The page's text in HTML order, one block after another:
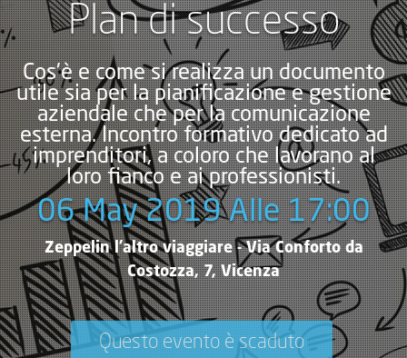
Plan di successo
Cos'è e come si realizza un documento
utile sia per la pianificazione e gestione
aziendale che per la comunicazione
esterna. Incontro formativo dedicato ad
imprenditori, a coloro che lavorano al
loro fianco e ai professionisti.
06 May 2019 Alle 17:00
Zeppelin l'altro viaggiare - Via Conforto da
Costozza, 7, Vicenza
Questo evento è scaduto